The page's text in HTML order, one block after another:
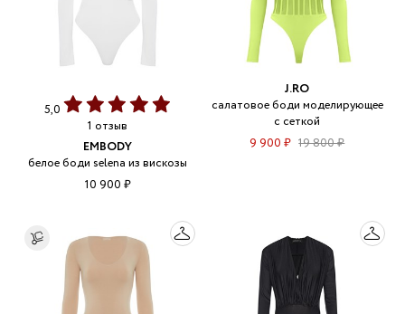
5,0
1 отзыв
EMBODY
белое боди selena из вискозы
10 900 ₽
J.RO
салатовое боди моделирующее
с сеткой
9 900 ₽ 19 800 ₽